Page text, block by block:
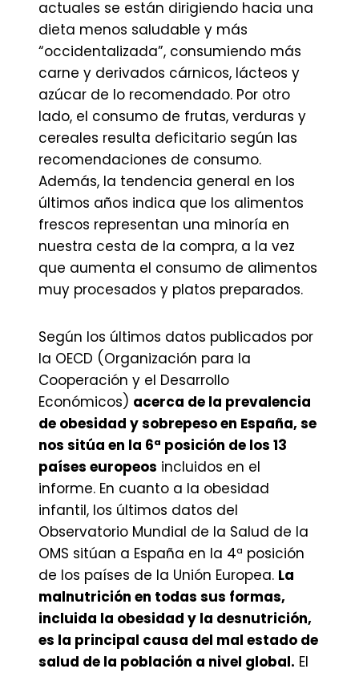
actuales se están dirigiendo hacia una
dieta menos saludable y más
“occidentalizada”, consumiendo más
carne y derivados cárnicos, lácteos y
azúcar de lo recomendado. Por otro
lado, el consumo de frutas, verduras y
cereales resulta deficitario según las
recomendaciones de consumo.
Además, la tendencia general en los
últimos años indica que los alimentos
frescos representan una minoría en
nuestra cesta de la compra, a la vez
que aumenta el consumo de alimentos
muy procesados y platos preparados.
Según los últimos datos publicados por
la OECD (Organización para la
Cooperación y el Desarrollo
Económicos) acerca de la prevalencia
de obesidad y sobrepeso en España, se
nos sitúa en la 6ª posición de los 13
países europeos incluidos en el
informe. En cuanto a la obesidad
infantil, los últimos datos del
Observatorio Mundial de la Salud de la
OMS sitúan a España en la 4ª posición
de los países de la Unión Europea. La
malnutrición en todas sus formas,
incluida la obesidad y la desnutrición,
es la principal causa del mal estado de
salud de la población a nivel global. El